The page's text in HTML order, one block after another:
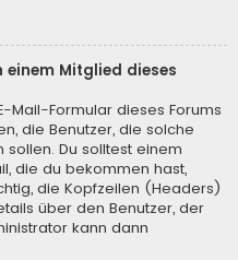
einem Mitglied dieses
Mail-Formular dieses Forums
die Benutzer, die solche
Du solltest einem
die du bekommen hast,
die Kopfzeilen (Headers)
über den Benutzer, der
kann dann